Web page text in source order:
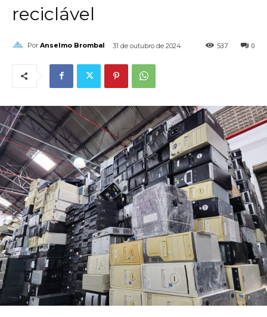
reciclável
Por Anselmo Brombal 31 de outubro de 2024 0
537